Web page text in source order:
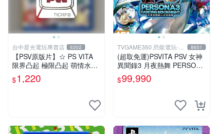
台中星光電玩專賣店 6302
【PSV原版片】☆ PS VITA
限界凸起 極限凸起 萌情水晶
☆中文版全新品【台中星光電
玩】
$1,220
TVGAME360 恐龍電玩-台
中店
8651
(超取免運)PSVITA PSV 女神
異聞錄3 月夜熱舞 PERSONA
3 DANCING P3D 中文版 台
中恐龍
$99,990